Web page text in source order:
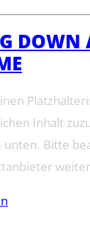
DOWN
Inhalt
Bitte